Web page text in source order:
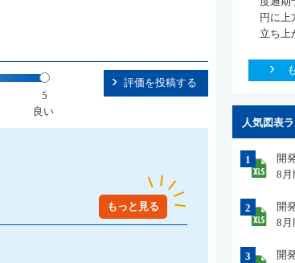
5
良い
評価を投稿する
もっと見る
円に
立ち上
人気図表
1
開
8月
2
開
8月
3
開